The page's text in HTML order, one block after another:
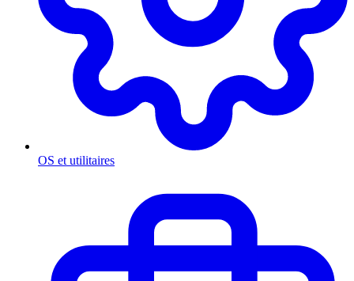
OS et utilitaires